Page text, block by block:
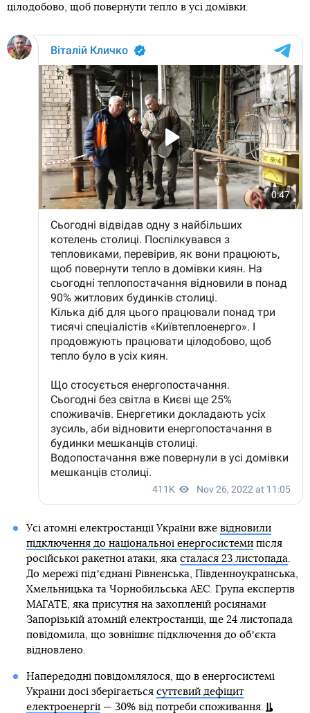
цілодобово, щоб повернути тепло в усі домівки.
Усі атомні електростанції України вже відновили
підключення до національної енергосистемипісля
російської ракетної атаки, яка сталася 23 листопада.
До мережі підʼєднані Рівненська, Південноукраїнська,
Хмельницька та Чорнобильська АЕС. Група експертів
МАГАТЕ, яка присутня на захопленій росіянами
Запорізькій атомній електростанції, ще 24 листопада
повідомила, що зовнішнє підключення до обʼєкта
відновлено.
Напередодні повідомлялося, що в енергосистемі
України досі зберігається суттєвий дефіцит
електроенергії— 30% від потреби споживання.